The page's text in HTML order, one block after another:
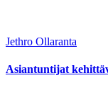
Jethro Ollaranta
Asiantuntijat